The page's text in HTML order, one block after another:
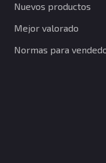
Nuevos productos
Mejor valorado
Normas para